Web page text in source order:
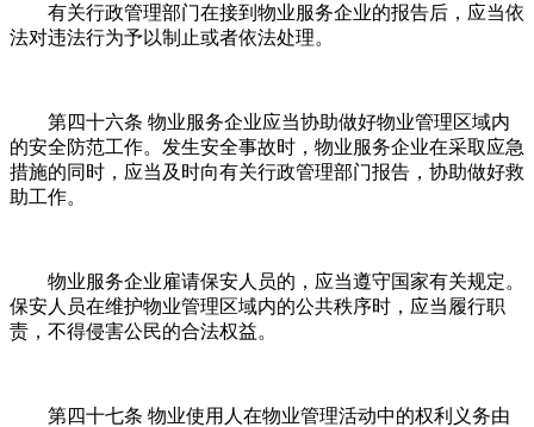
有关行政管理部门在接到物业服务企业的报告后，应当依
法对违法行为予以制止或者依法处理。
第四十六条 物业服务企业应当协助做好物业管理区域内
的安全防范工作。发生安全事故时，物业服务企业在采取应急
措施的同时，应当及时向有关行政管理部门报告，协助做好救
助工作。
物业服务企业雇请保安人员的，应当遵守国家有关规定。
保安人员在维护物业管理区域内的公共秩序时，应当履行职
责，不得侵害公民的合法权益。
第四十七条 物业使用人在物业管理活动中的权利义务由